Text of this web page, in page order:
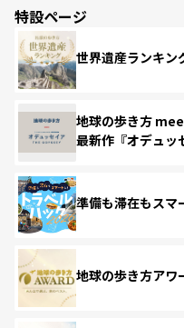
特設ページ
世界遺産ランキン
地球の歩き方
最新作『オデュッ
準備も滞在もス
地球の歩き方アワ